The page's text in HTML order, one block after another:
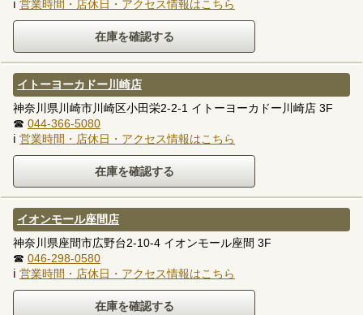
ℹ 営業時間・店休日・アクセス情報はこちら
イトーヨーカドー川崎店
神奈川県川崎市川崎区小田栄2-2-1 イトーヨーカドー川崎店 3F
☎ 044-366-5080
ℹ 営業時間・店休日・アクセス情報はこちら
イオンモール座間店
神奈川県座間市広野台2-10-4 イオンモール座間 3F
☎ 046-298-0580
ℹ 営業時間・店休日・アクセス情報はこちら